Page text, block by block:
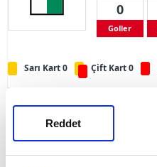
Reddet
0
Goller
Sarı Kart 0 Çift Kart 0
Doğum Tarihi
Ülke Sırbistan